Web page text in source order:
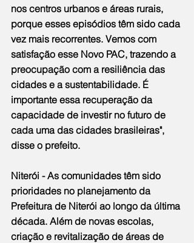
nos centros urbanos e áreas rurais,
porque esses episódios têm sido cada
vez mais recorrentes. Vemos com
satisfação esse Novo PAC, trazendo a
preocupação com a resiliência das
cidades e a sustentabilidade. É
importante essa recuperação da
capacidade de investir no futuro de
cada uma das cidades brasileiras",
disse o prefeito.
Niterói - As comunidades têm sido
prioridades no planejamento da
Prefeitura de Niterói ao longo da última
década. Além de novas escolas,
criação e revitalização de áreas de